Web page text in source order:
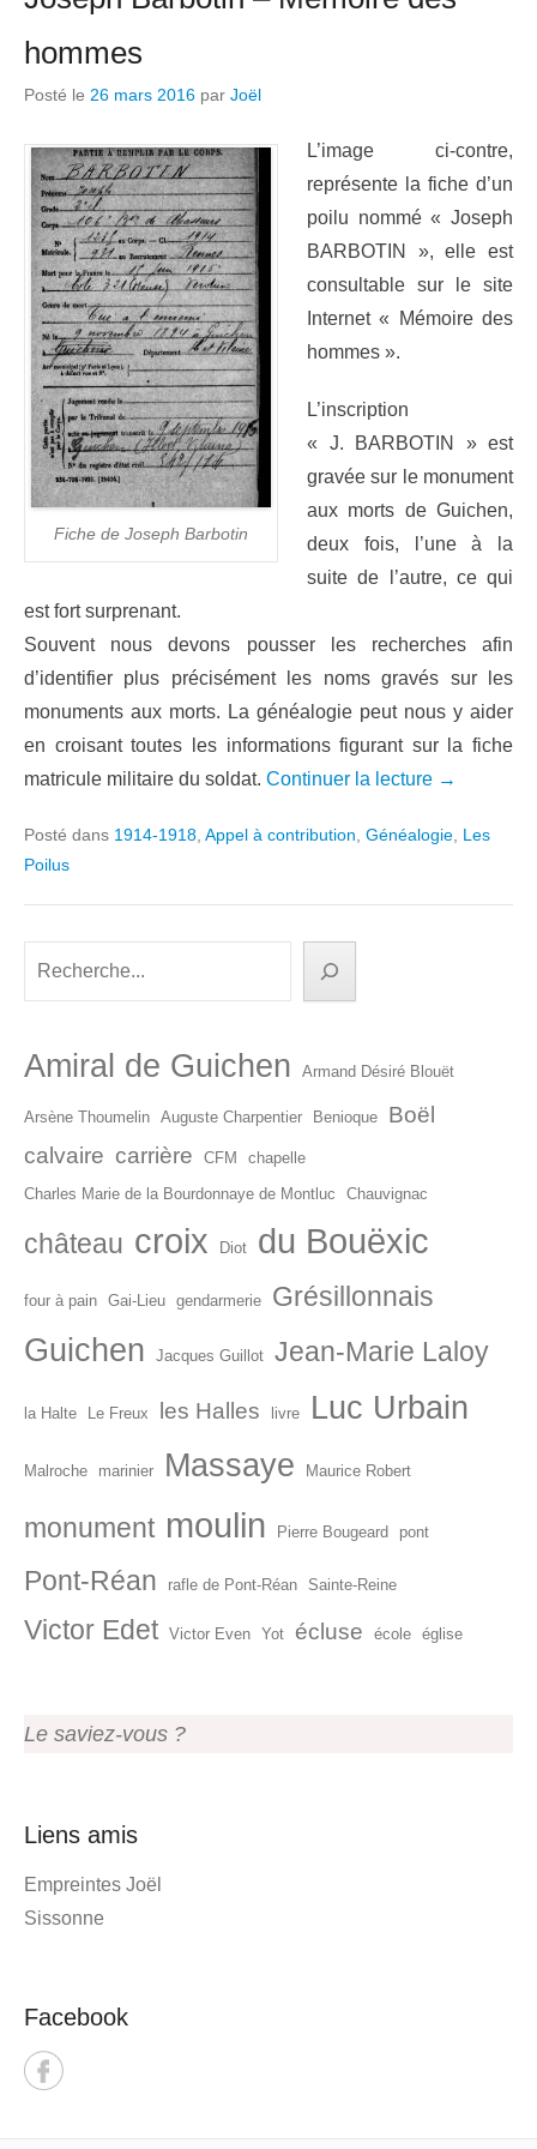
hommes
Posté le 26 mars 2016 par Joël
Fiche de Joseph Barbotin
L’image ci-contre,
représente la fiche d’un
poilu nommé « Joseph
BARBOTIN », elle est
consultable sur le site
Internet « Mémoire des
hommes ».
L’inscription
« J. BARBOTIN » est
gravée sur le monument
aux morts de Guichen,
deux fois, l’une à la
suite de l’autre, ce qui
est fort surprenant.
Souvent nous devons pousser les recherches afin
d’identifier plus précisément les noms gravés sur les
monuments aux morts. La généalogie peut nous y aider
en croisant toutes les informations figurant sur la fiche
matricule militaire du soldat. Continuer la lecture →
Posté dans 1914-1918 Appel à contribution Généalogie Les
Poilus
Amiral de Guichen Armand Désiré Blouët
Arsène Thoumelin Auguste Charpentier Benioque
Boël
calvaire carrière CFM
chapelle
Charles Marie de la Bourdonnaye de Montluc
Chauvignac
château croix Diot du Bouëxic
four à pain Gai-Lieu gendarmerie Grésillonnais
Guichen Jacques Guillot Jean-Marie Laloy
la Halte Le Freux les Halles livre Luc Urbain
Malroche marinier Massaye Maurice Robert
monument moulin Pierre Bougeard pont
Pont-Réan rafle de Pont-Réan Sainte-Reine
Victor Edet Victor Even Yot écluse école église
Le saviez-vous ?
Liens amis
Empreintes Joël
Sissonne
Facebook